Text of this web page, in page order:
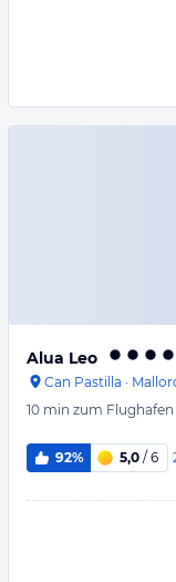
Alua Leo
Can Pastilla ·
10 min zum Flughafen
92% 5,0 / 6